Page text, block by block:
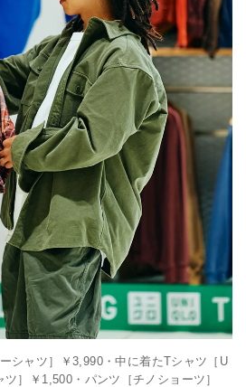
シャツ］￥3,990・中に着たTシャツ［U
］￥1,500・パンツ［チノショーツ］